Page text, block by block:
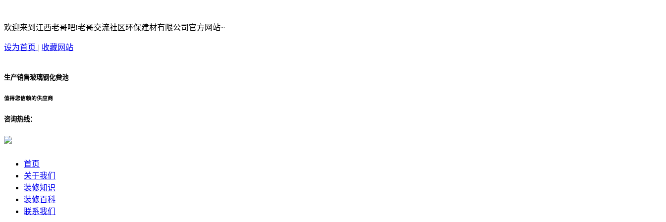
欢迎来到江西老哥吧!老哥交流社区环保建材有限公司官方网站~
设为首页 | 收藏网站
生产销售玻璃钢化粪池
值得您信赖的供应商
咨询热线：
首页
关于我们
装修知识
装修百科
联系我们